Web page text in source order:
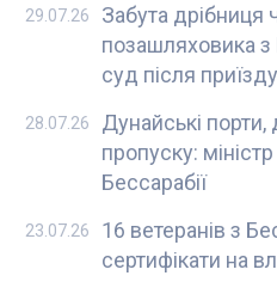
Забута дрібниця
позашляховика з
суд після
29.07.26
Дунайські порти,
пропуску:
Бессарабії
28.07.26
16 ветеранів з
сертифікати на
23.07.26